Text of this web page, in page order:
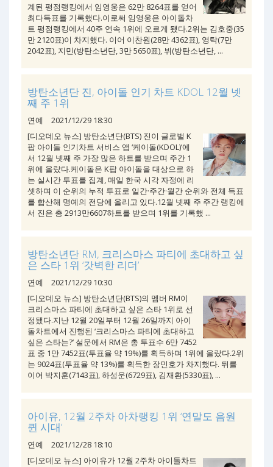
계된 평점랭킹에서 임영웅은 62만 8264표를 얻어
최다득표를 기록했다.이로써 임영웅은 아이돌차
트 평점랭킹에서 40주 연속 1위에 오르게 됐다.2위는 김호중(35
만 2120표)이 차지했다. 이어 이찬원(28만 4362표), 영탁(7만
2042표), 지민(방탄소년단, 3만 5650표), 뷔(방탄소년단, ...
방탄소년단 진, 아이돌 인기 차트 KDOL 12월 넷
째 주 1위
연예
2021/12/29 18:30
[디오데오 뉴스] 방탄소년단(BTS) 진이 글로벌 K
팝 아이돌 인기차트 서비스 앱 ‘케이돌(KDOL)’에
서 12월 넷째 주 가장 많은 하트를 받으며 주간 1
위에 올랐다.케이돌은 K팝 아이돌을 대상으로 하
는 실시간 투표를 집계, 매일 한국 시각 자정에 리
셋하며 이 순위의 누적 투표로 일간·주간·월간 순위와 전체 득표
를 합산해 명예의 전당에 올리고 있다.12월 넷째 주 주간 랭킹에
서 진은 총 2913만6607하트를 받으며 1위를 기록했 ...
방탄소년단 RM, 크리스마스 파티에 초대하고 싶
은 스타 1위 ‘갓벽한 리더’
연예
2021/12/29 10:30
[디오데오 뉴스] 방탄소년단(BTS)의 멤버 RM이
크리스마스 파티에 초대하고 싶은 스타 1위로 선
정됐다.지난 12월 20일부터 12월 26일까지 아이
돌차트에서 진행된 ‘크리스마스 파티에 초대하고
싶은 스타는?’ 설문에서 RM은 총 투표수 6만 7452
표 중 1만 7452표(투표율 약 19%)를 획득하며 1위에 올랐다.2위
는 9024표(투표율 약 13%)를 획득한 장민호가 차지했다. 뒤를
이어 박지훈(7143표), 하성운(6729표), 김재환(5330표), ...
아이유, 12월 2주차 아차랭킹 1위 ‘연말도 음원
퀸 시대’
연예
2021/12/28 18:10
[디오데오 뉴스] 아이유가 12월 2주차 아이돌차트